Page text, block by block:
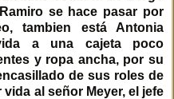
se hace pasar por
tambien está Antonia
a una cajeta poco
y ropa ancha, por su
de sus roles de
al señor Meyer, el jefe